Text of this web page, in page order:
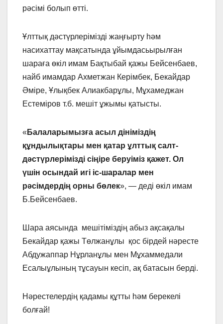
рәсімі болып өтті.
Ұлттық дәстүрлерімізді жаңғырту һәм
насихаттау мақсатында ұйымдасьырылған
шараға өкіл имам Бақтыбай қажы Бейсенбаев,
найб имамдар Ахметжан Керімбек, Бекайдар
Әміре, Ұлықбек Алиакбарұлы, Мұхамеджан
Естеміров т.б. мешіт ұжымы қатысты.
« Балаларымызға асыл дініміздің
құндылықтары мен қатар ұлттық салт-
дәстүрлерімізді сіңіре беруіміз қажет. Ол
үшін осындай игі іс-шаралар мен
рәсімдердің орны бөлек», — деді өкіл имам
Б.Бейсенбаев.
Шара аясында мешітіміздің абыз ақсақалы
Бекайдар қажы Төлжанұлы қос бірдей нәресте
Абдужаппар Нұрланұлы мен Мұхаммедали
Есалыұлының тұсауын кесіп, ақ батасын берді.
Нәрестелердің қадамы құтты һәм берекелі
болғай!